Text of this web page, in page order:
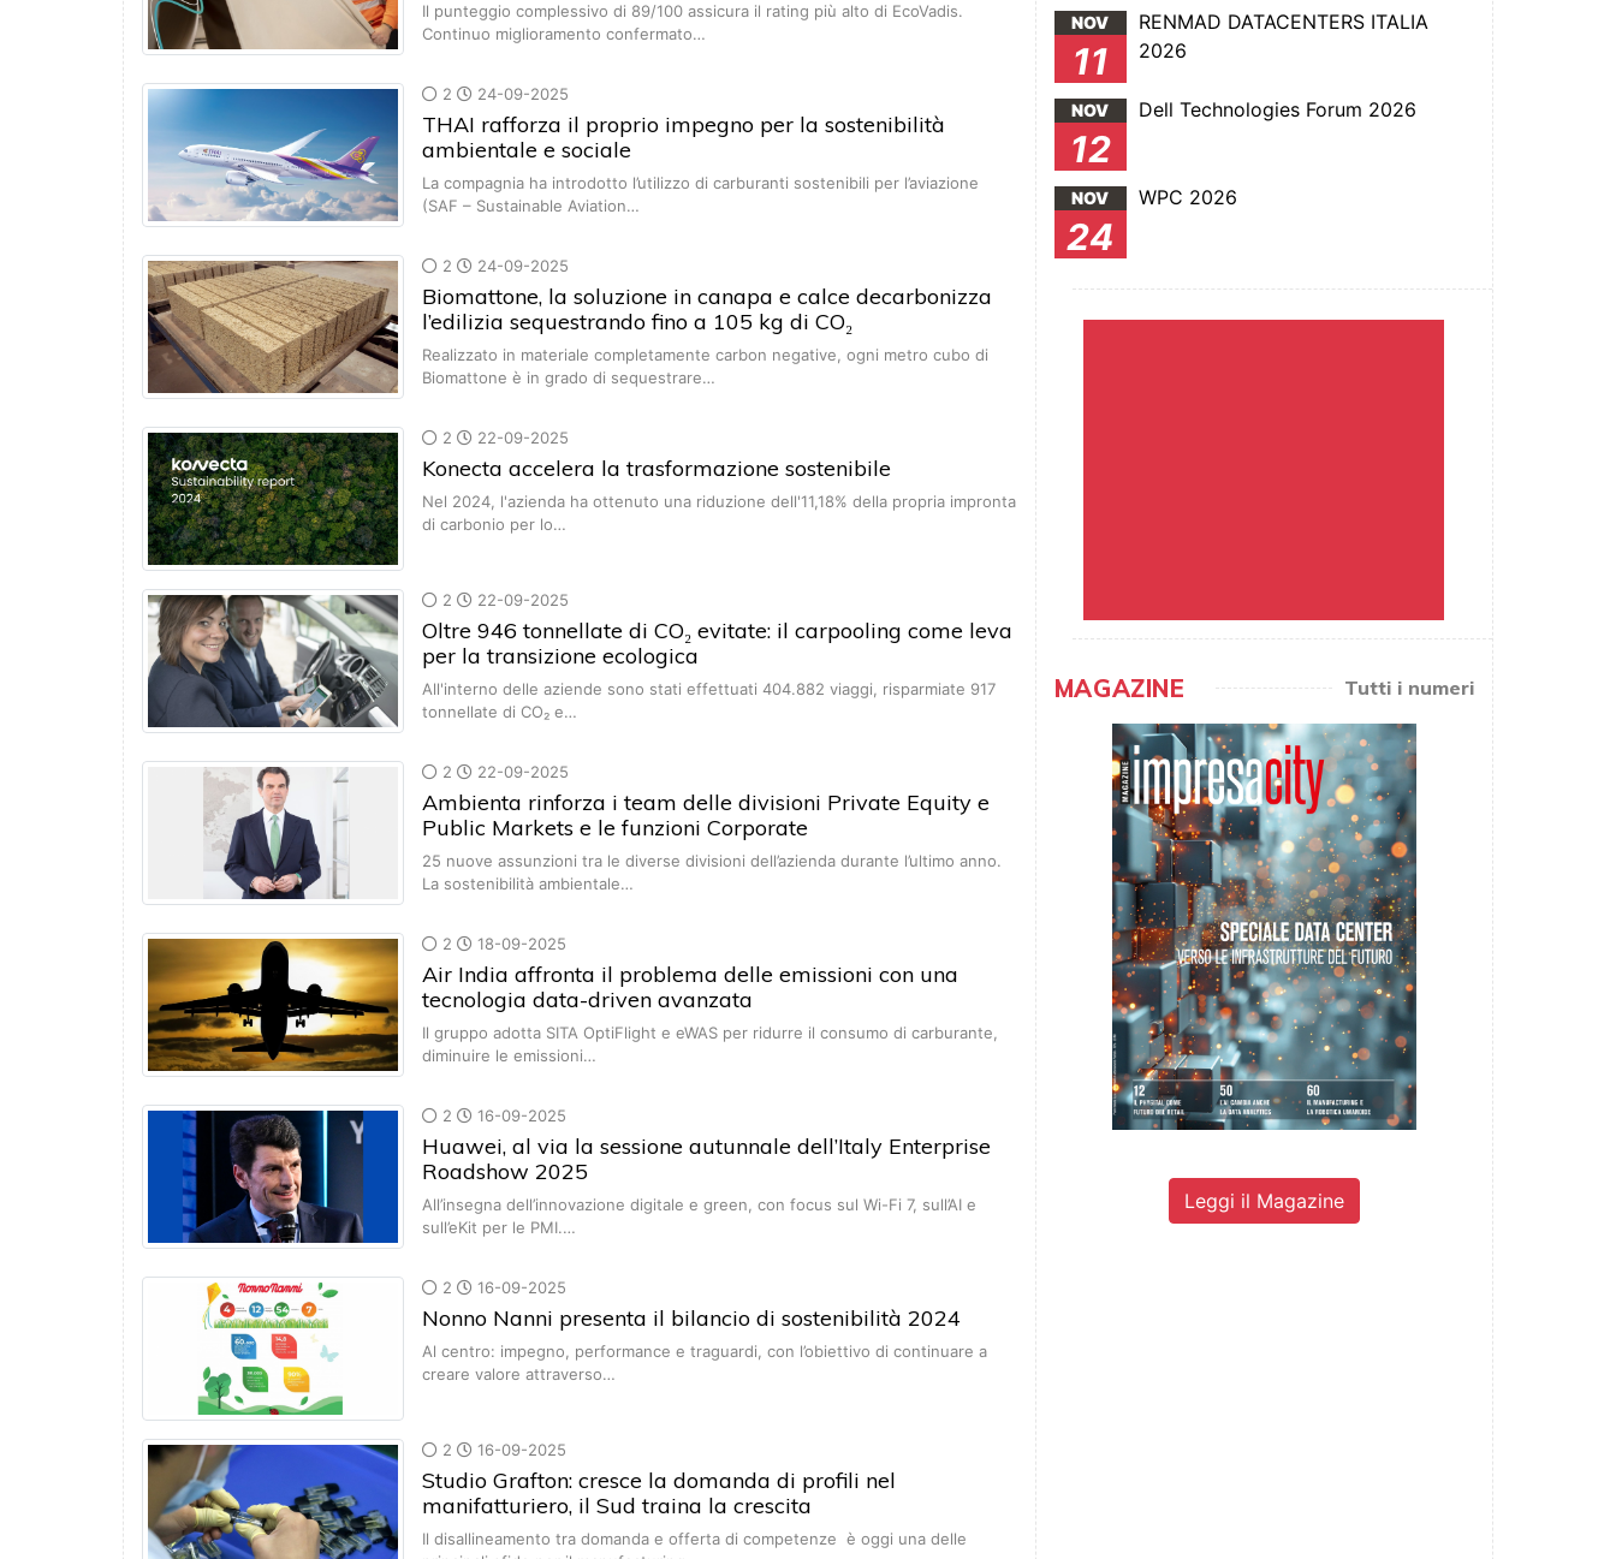
Il punteggio complessivo di 89/100 assicura il rating più alto di EcoVadis.
Continuo miglioramento confermato…
2 24-09-2025
THAI rafforza il proprio impegno per la sostenibilità
ambientale e sociale
La compagnia ha introdotto l’utilizzo di carburanti sostenibili per l’aviazione
(SAF – Sustainable Aviation…
2 24-09-2025
Biomattone, la soluzione in canapa e calce decarbonizza
l’edilizia sequestrando fino a 105 kg di CO₂
Realizzato in materiale completamente carbon negative, ogni metro cubo di
Biomattone è in grado di sequestrare…
2 22-09-2025
Konecta accelera la trasformazione sostenibile
Nel 2024, l'azienda ha ottenuto una riduzione dell'11,18% della propria impronta
di carbonio per lo…
2 22-09-2025
Oltre 946 tonnellate di CO₂ evitate: il carpooling come leva
per la transizione ecologica
All'interno delle aziende sono stati effettuati 404.882 viaggi, risparmiate 917
tonnellate di CO₂ e…
2 22-09-2025
Ambienta rinforza i team delle divisioni Private Equity e
Public Markets e le funzioni Corporate
25 nuove assunzioni tra le diverse divisioni dell’azienda durante l’ultimo anno.
La sostenibilità ambientale…
2 18-09-2025
Air India affronta il problema delle emissioni con una
tecnologia data-driven avanzata
Il gruppo adotta SITA OptiFlight e eWAS per ridurre il consumo di carburante,
diminuire le emissioni…
2 16-09-2025
Huawei, al via la sessione autunnale dell’Italy Enterprise
Roadshow 2025
All’insegna dell’innovazione digitale e green, con focus sul Wi-Fi 7, sull’AI e
sull’eKit per le PMI.…
2 16-09-2025
Nonno Nanni presenta il bilancio di sostenibilità 2024
Al centro: impegno, performance e traguardi, con l’obiettivo di continuare a
creare valore attraverso…
2 16-09-2025
Studio Grafton: cresce la domanda di profili nel
manifatturiero, il Sud traina la crescita
Il disallineamento tra domanda e offerta di competenze è oggi una delle
NOV
11
RENMAD DATACENTERS ITALIA
2026
NOV
12
Dell Technologies Forum 2026
NOV
24
WPC 2026
MAGAZINE Tutti i numeri
Leggi il Magazine